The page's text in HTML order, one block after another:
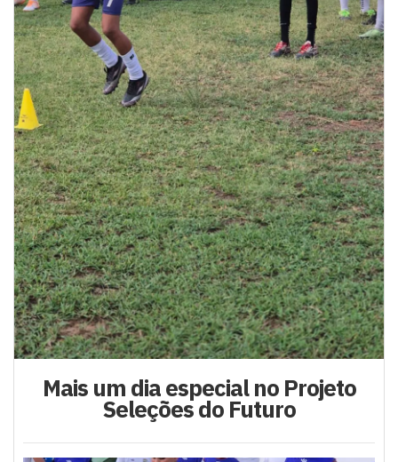
Mais um dia especial no Projeto
Seleções do Futuro